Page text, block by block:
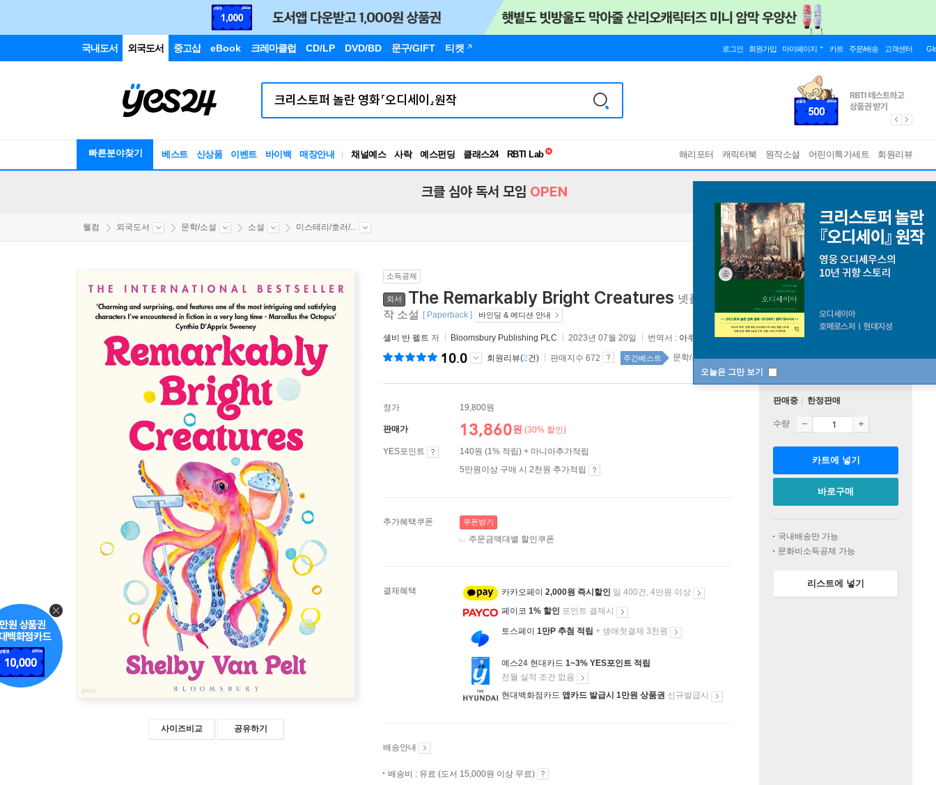
국내도서 외국도서 중고샵 eBook 크레마클럽 CD/LP DVD/BD 문구/GIFT 티켓 로그인 회원가입 마이페이지 카트 주문/배송 고객센터
빠른분야찾기 베스트 신상품 이벤트 바이백 매장안내 채널예스 사락 예스펀딩 클래스24
RBTI Lab
독서유형검사
해리포터 캐릭터북 원작소설 어린이특가세트 회원리뷰
오늘은 그만 보기
크클 심야 독서 모임 OPEN
웰컴 외국도서 문학/소설 소설 미스테리/호러/...
사이즈비교 공유하기
소득공제
외서 The Remarkably Bright Creatures 넷플릭스 영화 <아쿠아리움이 문을 닫으면> 원
작 소설
[ Paperback ] 바인딩 & 에디션 안내
셸비 반 펠트 저 Bloomsbury Publishing PLC 2023년 07월 20일 번역서 : 아쿠아리움이 문을 닫으면
10.0 회원리뷰(2건) 판매지수 672 주간베스트 문학/소설 143위
정가 19,800원
판매가 13,860원 (30% 할인)
YES포인트
140원 (1% 적립) + 마니아추가적립
5만원이상 구매 시 2천원 추가적립
추가혜택쿠폰 쿠폰받기
주문금액대별 할인쿠폰
결제혜택 카카오페이 2,000원 즉시할인 일 400건, 4만원 이상
페이코 1% 할인 포인트 결제시
토스페이 1만P 추첨 적립 + 생애첫결제 3천원
예스24 현대카드 1~3% YES포인트 적립
전월 실적 조건 없음
현대백화점카드 앱카드 발급시 1만원 상품권 신규발급시
배송안내
배송비 : 유료 (도서 15,000원 이상 무료)
판매중 한정판매
수량
카트에 넣기
바로구매
국내배송만 가능
문화비소득공제 가능
리스트에 넣기